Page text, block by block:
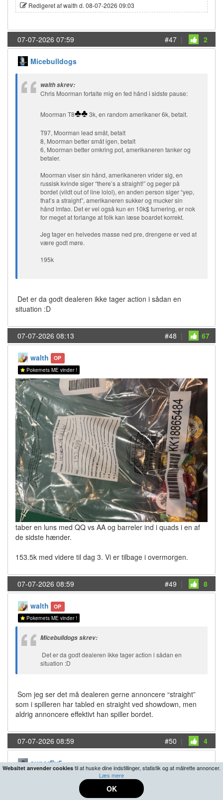
Redigeret af walth d. 08-07-2026 09:03
07-07-2026 07:59 #47 | 2
Micebulldogs
walth skrev:
Chris Moorman fortalte mig en fed hånd i sidste pause:
Moorman T8♣♣3k, en random amerikaner 6k, betalt.
T97, Moorman lead småt, betalt
8, Moorman better småt igen, betalt
6, Moorman better omkring pot, amerikaneren tanker og
betaler.
Moorman viser sin hånd, amerikaneren vrider sig, en
russisk kvinde siger “there’s a straight!” og peger på
bordet (vildt out of line lolol), en anden person siger “yep,
that’s a straight”, amerikaneren sukker og mucker sin
hånd lmfao. Det er vel også kun en 10k$ turnering, er nok
for meget at forlange at folk kan læse boardet korrekt.
Jeg tager en helvedes masse ned pre, drengene er ved at
være godt møre.
195k
Det er da godt dealeren ikke tager action i sådan en
situation :D
07-07-2026 08:13 #48 | 67
walth OP
Pokernets ME vinder !
taber en luns med QQ vs AA og barreler ind i quads i en af
de sidste hænder.
153.5k med videre til dag 3. Vi er tilbage i overmorgen.
07-07-2026 08:59 #49 | 8
walth OP
Pokernets ME vinder !
Micebulldogs skrev:
Det er da godt dealeren ikke tager action i sådan en
situation :D
Som jeg ser det må dealeren gerne annoncere “straight”
som i spilleren har tabled en straight ved showdown, men
aldrig annoncere effektivt han spiller bordet.
07-07-2026 08:59 #50 | 4
superfly5
Websitet anvender cookies til at huske dine indstillinger, statistik og at målrette annoncer.
Læs mere
OK